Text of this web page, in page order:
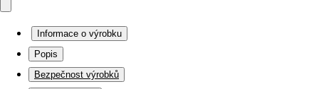
Informace o výrobku
Popis
Bezpečnost výrobků